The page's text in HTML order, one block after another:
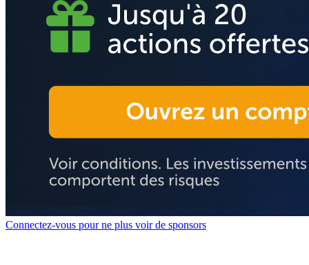
Connectez-vous pour ne plus voir de sponsors